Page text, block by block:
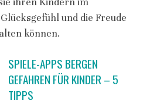
und die Freude
können.
SPIELE-APPS BERGEN
GEFAHREN FÜR KINDER – 5
TIPPS